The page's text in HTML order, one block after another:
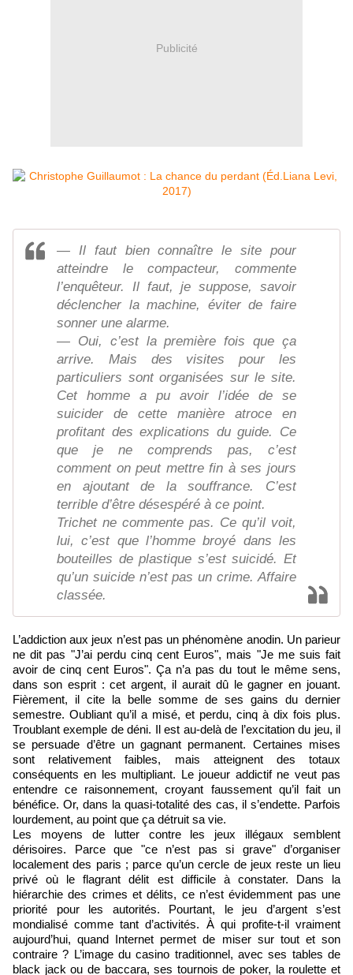
Publicité
— Il faut bien connaître le site pour
atteindre le compacteur, commente
l’enquêteur. Il faut, je suppose, savoir
déclencher la machine, éviter de faire
sonner une alarme.
— Oui, c’est la première fois que ça
arrive. Mais des visites pour les
particuliers sont organisées sur le site.
Cet homme a pu avoir l’idée de se
suicider de cette manière atroce en
profitant des explications du guide. Ce
que je ne comprends pas, c’est
comment on peut mettre fin à ses jours
en ajoutant de la souffrance. C’est
terrible d’être désespéré à ce point.
Trichet ne commente pas. Ce qu’il voit,
lui, c’est que l’homme broyé dans les
bouteilles de plastique s’est suicidé. Et
qu’un suicide n’est pas un crime. Affaire
classée.
L’addiction aux jeux n’est pas un phénomène anodin. Un parieur
ne dit pas "J’ai perdu cinq cent Euros", mais "Je me suis fait
avoir de cinq cent Euros". Ça n’a pas du tout le même sens,
dans son esprit : cet argent, il aurait dû le gagner en jouant.
Fièrement, il cite la belle somme de ses gains du dernier
semestre. Oubliant qu’il a misé, et perdu, cinq à dix fois plus.
Troublant exemple de déni. Il est au-delà de l’excitation du jeu, il
se persuade d’être un gagnant permanent. Certaines mises
sont relativement faibles, mais atteignent des totaux
conséquents en les multipliant. Le joueur addictif ne veut pas
entendre ce raisonnement, croyant faussement qu’il fait un
bénéfice. Or, dans la quasi-totalité des cas, il s’endette. Parfois
lourdement, au point que ça détruit sa vie.
Les moyens de lutter contre les jeux illégaux semblent
dérisoires. Parce que "ce n’est pas si grave" d’organiser
localement des paris ; parce qu’un cercle de jeux reste un lieu
privé où le flagrant délit est difficile à constater. Dans la
hiérarchie des crimes et délits, ce n’est évidemment pas une
priorité pour les autorités. Pourtant, le jeu d’argent s’est
mondialisé comme tant d’activités. À qui profite-t-il vraiment
aujourd’hui, quand Internet permet de miser sur tout et son
contraire ? L’image du casino traditionnel, avec ses tables de
black jack ou de baccara, ses tournois de poker, la roulette et